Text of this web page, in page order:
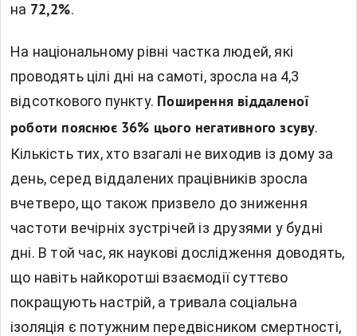
на 72,2%.
На національному рівні частка людей, які
проводять цілі дні на самоті, зросла на 4,3
відсоткового пункту. Поширення віддаленої
роботи пояснює 36% цього негативного зсуву.
Кількість тих, хто взагалі не виходив із дому за
день, серед віддалених працівників зросла
вчетверо, що також призвело до зниження
частоти вечірніх зустрічей із друзями у будні
дні. В той час, як наукові дослідження доводять,
що навіть найкоротші взаємодії суттєво
покращують настрій, а тривала соціальна
ізоляція є потужним передвісником смертності,